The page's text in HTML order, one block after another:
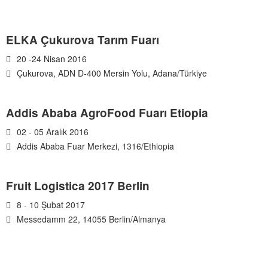
ELKA Çukurova Tarım Fuarı
20 -24 Nisan 2016
Çukurova, ADN D-400 Mersin Yolu, Adana/Türkiye
Addis Ababa AgroFood Fuarı Etiopia
02 - 05 Aralık 2016
Addis Ababa Fuar Merkezi, 1316/Ethiopia
Fruit Logistica 2017 Berlin
8 - 10 Şubat 2017
Messedamm 22, 14055 Berlin/Almanya